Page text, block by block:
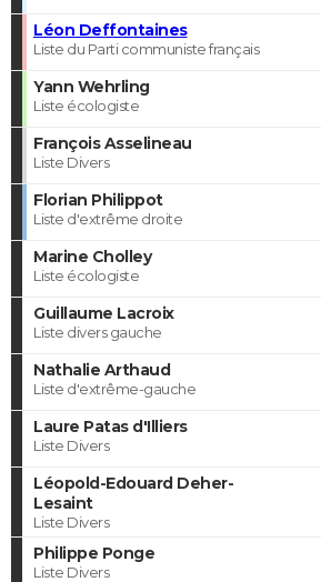
Léon Deffontaines
Liste du Parti communiste français
Yann Wehrling
Liste écologiste
François Asselineau
Liste Divers
Florian Philippot
Liste d'extrême droite
Marine Cholley
Liste écologiste
Guillaume Lacroix
Liste divers gauche
Nathalie Arthaud
Liste d'extrême-gauche
Laure Patas d'Illiers
Liste Divers
Léopold-Edouard Deher-
Lesaint
Liste Divers
Philippe Ponge
Liste Divers